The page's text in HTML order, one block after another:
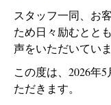
スタッフ一同、お
ため日々励むとと
声をいただいていま
この度は、2026年
ただきます。